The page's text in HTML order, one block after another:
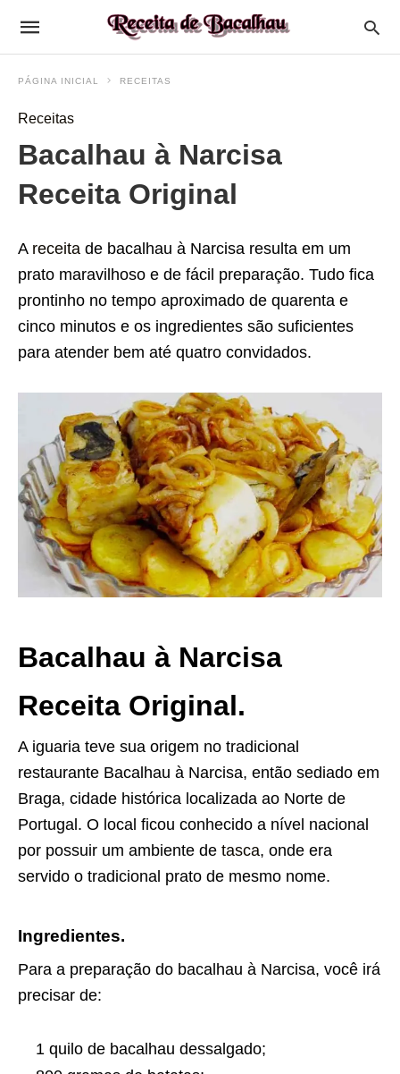
PÁGINA INICIAL RECEITAS
Receitas
Bacalhau à Narcisa
Receita Original
A receita de bacalhau à Narcisa resulta em um
prato maravilhoso e de fácil preparação. Tudo fica
prontinho no tempo aproximado de quarenta e
cinco minutos e os ingredientes são suficientes
para atender bem até quatro convidados.
Bacalhau à Narcisa
Receita Original.
A iguaria teve sua origem no tradicional
restaurante Bacalhau à Narcisa, então sediado em
Braga, cidade histórica localizada ao Norte de
Portugal. O local ficou conhecido a nível nacional
por possuir um ambiente de tasca, onde era
servido o tradicional prato de mesmo nome.
Ingredientes.
Para a preparação do bacalhau à Narcisa, você irá
precisar de:
1 quilo de bacalhau dessalgado;